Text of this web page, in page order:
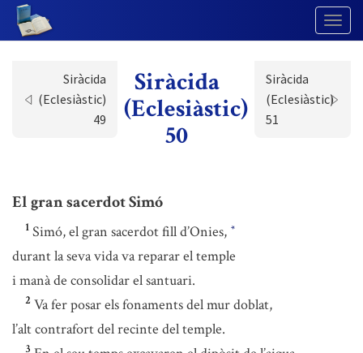
Siràcida
(Eclesiàstic)
49
Siràcida
(Eclesiàstic)
50
Siràcida
(Eclesiàstic)
51
El gran sacerdot Simó
1 Simó, el gran sacerdot fill d’Onies, *
durant la seva vida va reparar el temple
i manà de consolidar el santuari.
2 Va fer posar els fonaments del mur doblat,
l’alt contrafort del recinte del temple.
3